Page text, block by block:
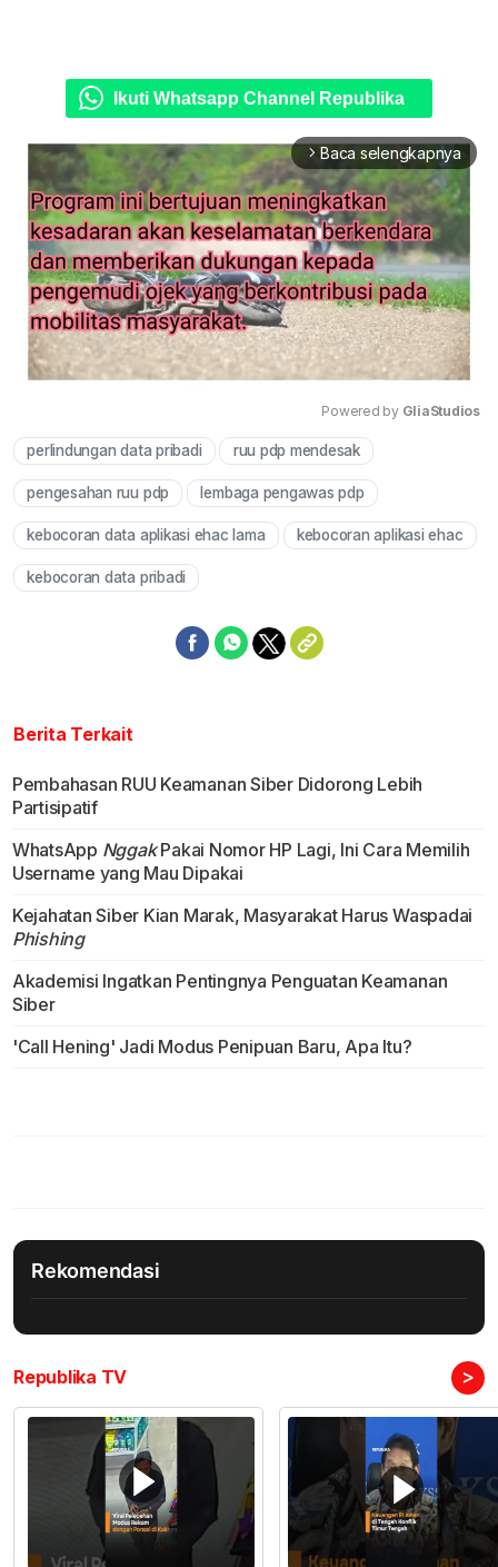
Ikuti Whatsapp Channel Republika
arrow_forward_ios Baca selengkapnya
Powered by GliaStudios
perlindungan data pribadi ruu pdp mendesak
pengesahan ruu pdp lembaga pengawas pdp
kebocoran data aplikasi ehac lama kebocoran aplikasi ehac
kebocoran data pribadi
Berita Terkait
Pembahasan RUU Keamanan Siber Didorong Lebih
Partisipatif
WhatsApp NggakPakai Nomor HP Lagi, Ini Cara Memilih
Username yang Mau Dipakai
Kejahatan Siber Kian Marak, Masyarakat Harus Waspadai
Phishing
Akademisi Ingatkan Pentingnya Penguatan Keamanan
Siber
'Call Hening' Jadi Modus Penipuan Baru, Apa Itu?
Rekomendasi
Republika TV >